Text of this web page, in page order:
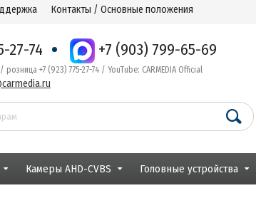
Контакты / Основные положения
27-74 +7 (903) 799-65-69
/ розница +7 (923) 775-27-74 / YouTube: CARMEDIA Official
Камеры AHD-CVBS Головные устройства